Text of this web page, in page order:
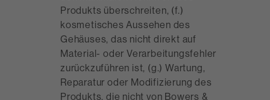
Produkts überschreiten, (f.)
kosmetisches Aussehen des
Gehäuses, das nicht direkt auf
Material- oder Verarbeitungsfehler
zurückzuführen ist, (g.) Wartung,
Reparatur oder Modifizierung des
Produkts, die nicht von Bowers &